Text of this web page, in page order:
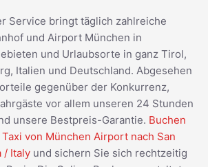
Service bringt täglich zahlreiche
und Airport München in
und Urlaubsorte in ganz Tirol,
Italien und Deutschland. Abgesehen
gegenüber der Konkurrenz,
vor allem unseren 24 Stunden
unsere Bestpreis-Garantie. Buchen
von München Airport nach San
/ Italy und sichern Sie sich rechtzeitig